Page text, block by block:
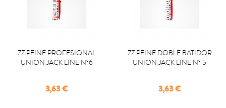
ZZ PEINE PROFESIONAL
UNION JACK LINE Nº6
Precio
3,63 €
ZZ PEINE DOBLE BATIDOR
UNION JACK LINE Nº 5
Precio
3,63 €